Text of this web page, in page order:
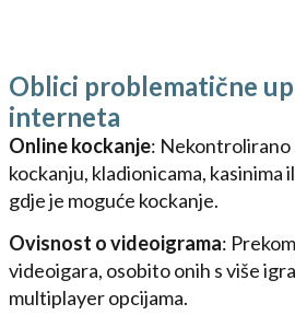
Oblici problematične
interneta
Online kockanje: Nekontrolirano
kockanju, kladionicama, kasinima
gdje je moguće kockanje.
Ovisnost o videoigrama:
videoigara, osobito onih s više
multiplayer opcijama.